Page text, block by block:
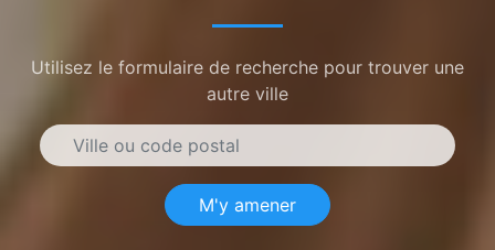
Utilisez le formulaire de recherche pour trouver une
autre ville
M'y amener